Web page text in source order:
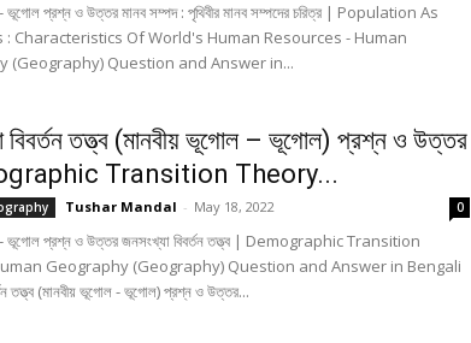
ভূগোল প্রশ্ন ও উত্তর মানব সম্পদ : পৃথিবীর মানব সম্পদের চরিত্র | Population As
: Characteristics Of World's Human Resources - Human
(Geography) Question and Answer in...
বিবর্তন তত্ত্ব (মানবীয় ভূগোল – ভূগোল) প্রশ্ন ও উত্তর
Transition Theory...
Tushar Mandal - May 18, 2022 0
- ভূগোল প্রশ্ন ও উত্তর জনসংখ্যা বিবর্তন তত্ত্ব | Demographic Transition
Geography (Geography) Question and Answer in Bengali
তত্ত্ব (মানবীয় ভূগোল - ভূগোল) প্রশ্ন ও উত্তর...